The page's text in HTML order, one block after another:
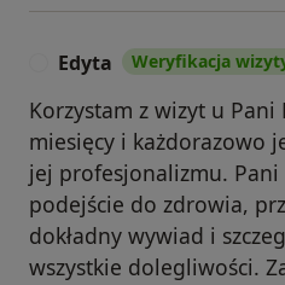
Edyta Weryfikacja
Korzystam z wizyt u
miesięcy i każdorazowo
jej profesjonalizmu.
podejście do zdrowia,
dokładny wywiad i
wszystkie dolegliwości.